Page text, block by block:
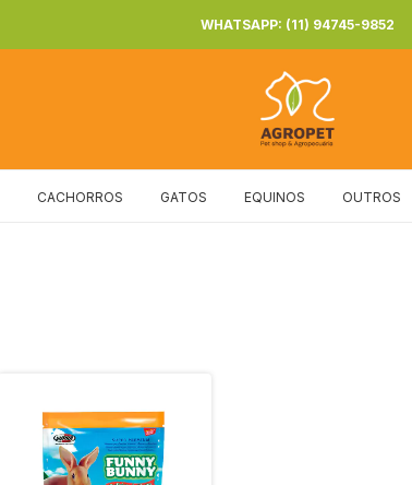
WHATSAPP: (11) 94745-9852
CACHORROS GATOS EQUINOS OUTROS